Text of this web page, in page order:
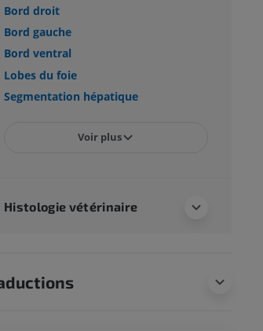
Bord droit
Bord gauche
Bord ventral
Lobes du foie
Segmentation hépatique
Voir plus
Histologie vétérinaire